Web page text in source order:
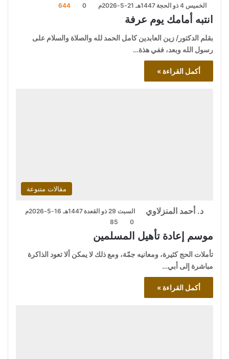
الخميس 4 ذو الحجة 1447هـ 21-5-2026م 0
644
انتبه أمامك يوم عرفة
بقلم الدكتور/ زين العابدين كامل الحمد لله والصلاة والسلام على
رسول الله وبعد، ففي هذة…
أكمل القراءة »
مقالات متنوعة
د. أحمد المنزلاوي
السبت 29 ذو القعدة 1447هـ 16-5-2026م
0
85
موسم إعادة تأهيل المسلمين
تأملات الحج كثيرة، ومعانيه جمّة، ومع ذلك لا يمكن ألا تعود الذاكرة
مباشرة إلى أبي…
أكمل القراءة »